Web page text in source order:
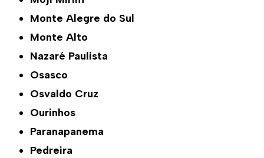
Monte Alegre do Sul
Monte Alto
Nazaré Paulista
Osasco
Osvaldo Cruz
Ourinhos
Paranapanema
Pedreira